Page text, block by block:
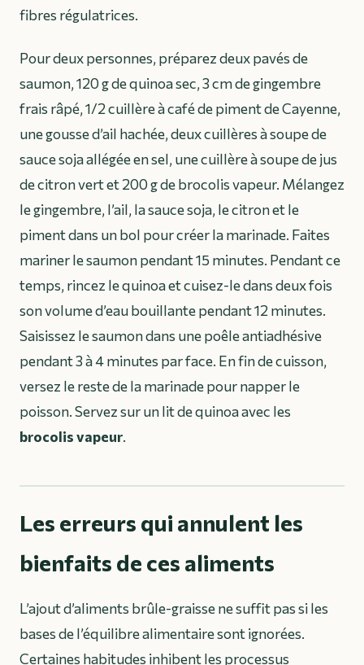
fibres régulatrices.
Pour deux personnes, préparez deux pavés de
saumon, 120 g de quinoa sec, 3 cm de gingembre
frais râpé, 1/2 cuillère à café de piment de Cayenne,
une gousse d’ail hachée, deux cuillères à soupe de
sauce soja allégée en sel, une cuillère à soupe de jus
de citron vert et 200 g de brocolis vapeur. Mélangez
le gingembre, l’ail, la sauce soja, le citron et le
piment dans un bol pour créer la marinade. Faites
mariner le saumon pendant 15 minutes. Pendant ce
temps, rincez le quinoa et cuisez-le dans deux fois
son volume d’eau bouillante pendant 12 minutes.
Saisissez le saumon dans une poêle antiadhésive
pendant 3 à 4 minutes par face. En fin de cuisson,
versez le reste de la marinade pour napper le
poisson. Servez sur un lit de quinoa avec les
brocolis vapeur.
Les erreurs qui annulent les
bienfaits de ces aliments
L’ajout d’aliments brûle-graisse ne suffit pas si les
bases de l’équilibre alimentaire sont ignorées.
Certaines habitudes inhibent les processus